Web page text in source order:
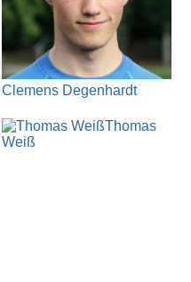
Clemens Degenhardt
Thomas
Weiß